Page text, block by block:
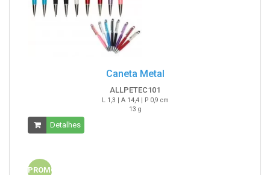
Caneta Metal
ALLPETEC101
L 1,3 | A 14,4 | P 0,9 cm
13 g
Detalhes
PROMO